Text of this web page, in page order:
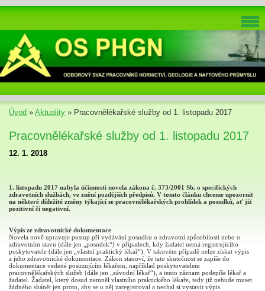
Úvod » Aktuality » Pracovnělékařské služby od 1. listopadu 2017
Pracovnělékařské služby od 1. listopadu 2017
12. 1. 2018
1. listopadu 2017 nabyla účinnosti novela zákona č. 373/2001 Sb. o specifických
zdravotních službách, ve znění pozdějších předpisů. V tomto článku chceme upozornit
na některé důležité změny týkající se pracovnělékařských prohlídek a posudků, ať již
pozitivní či negativní.
Výpis ze zdravotnické dokumentace
Novela nově upravuje postup při vydávání posudku o zdravotní způsobilosti nebo o
zdravotním stavu (dále jen „posudek“) v případech, kdy žadatel nemá registrujícího
poskytovatele (dále jen „vlastní praktický lékař“). V takovém případě nelze získat výpis
z jeho zdravotnické dokumentace. Zákon stanoví, že tato skutečnost se zapíše do
dokumentace vedené posuzujícím lékařem, například poskytovatelem
pracovnělékařských služeb (dále jen „závodní lékař“), a tento záznam podepíše lékař a
žadatel. Žadatel, který dosud nemněl vlastního praktického lékaře, tedy již nebude muset
žádného shánět jen proto, aby se u něj zaregistroval a nechal si vystavit výpis.